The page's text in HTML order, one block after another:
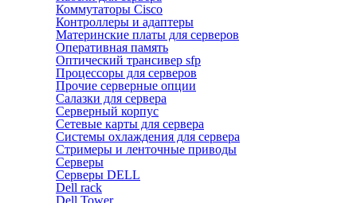
Коммутаторы Cisco
Контроллеры и адаптеры
Материнские платы для серверов
Оперативная память
Оптический трансивер sfp
Процессоры для серверов
Прочие серверные опции
Салазки для сервера
Серверный корпус
Сетевые карты для сервера
Системы охлаждения для сервера
Стримеры и ленточные приводы
Серверы
Серверы DELL
Dell rack
Dell Tower